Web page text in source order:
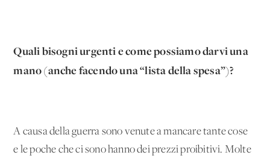
Quali bisogni urgenti e come possiamo darvi una
mano (anche facendo una “lista della spesa”)?
A causa della guerra sono venute a mancare tante cose
e le poche che ci sono hanno dei prezzi proibitivi. Molte